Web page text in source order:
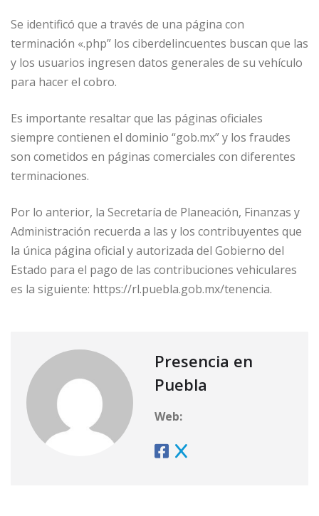
Se identificó que a través de una página con
terminación «.php” los ciberdelincuentes buscan que las
y los usuarios ingresen datos generales de su vehículo
para hacer el cobro.
Es importante resaltar que las páginas oficiales
siempre contienen el dominio “gob.mx” y los fraudes
son cometidos en páginas comerciales con diferentes
terminaciones.
Por lo anterior, la Secretaría de Planeación, Finanzas y
Administración recuerda a las y los contribuyentes que
la única página oficial y autorizada del Gobierno del
Estado para el pago de las contribuciones vehiculares
es la siguiente: https://rl.puebla.gob.mx/tenencia.
Presencia en
Puebla
Web: